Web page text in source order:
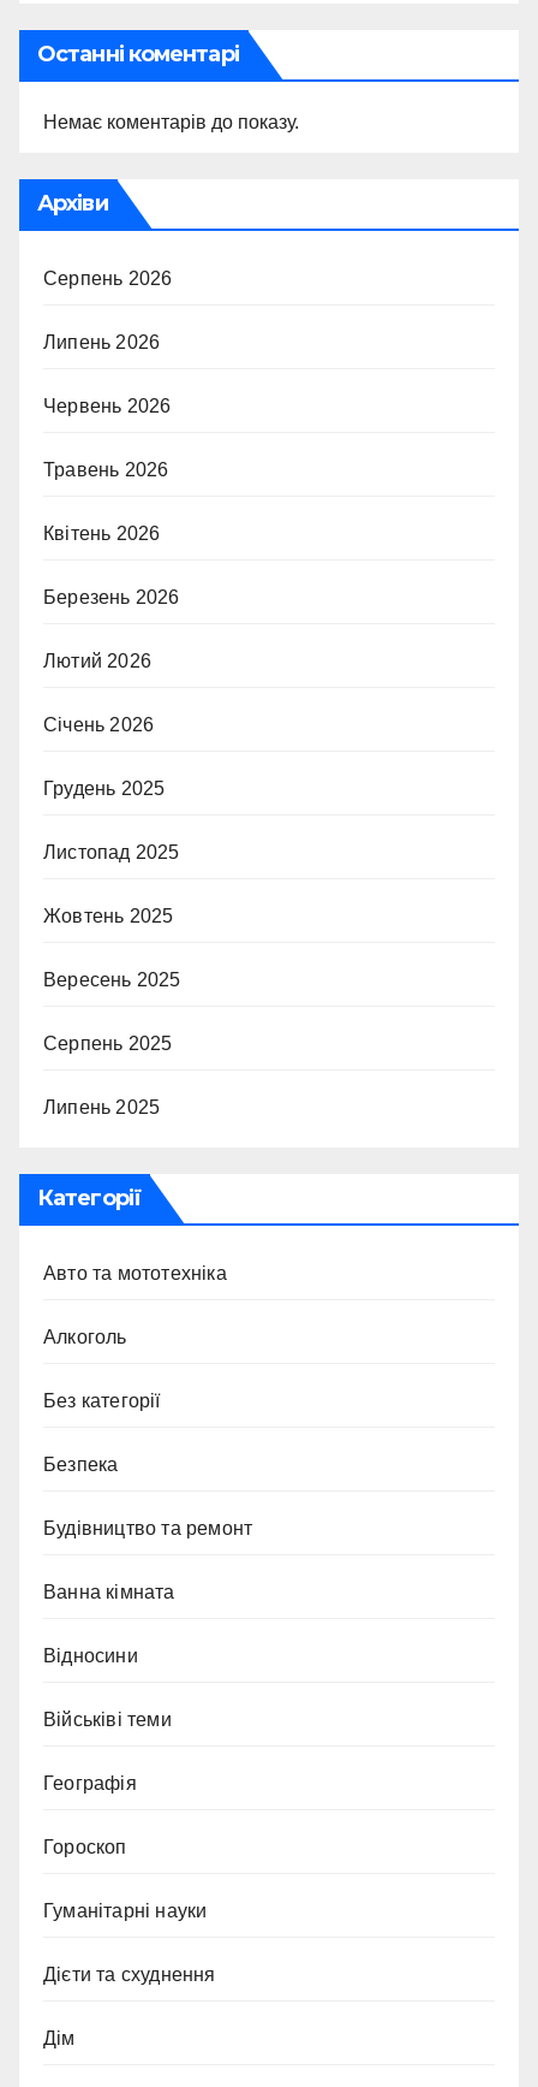
Останні коментарі
Немає коментарів до показу.
Архіви
Серпень 2026
Липень 2026
Червень 2026
Травень 2026
Квітень 2026
Березень 2026
Лютий 2026
Січень 2026
Грудень 2025
Листопад 2025
Жовтень 2025
Вересень 2025
Серпень 2025
Липень 2025
Категорії
Авто та мототехніка
Алкоголь
Без категорії
Безпека
Будівництво та ремонт
Ванна кімната
Відносини
Військіві теми
Географія
Гороскоп
Гуманітарні науки
Дієти та схуднення
Дім